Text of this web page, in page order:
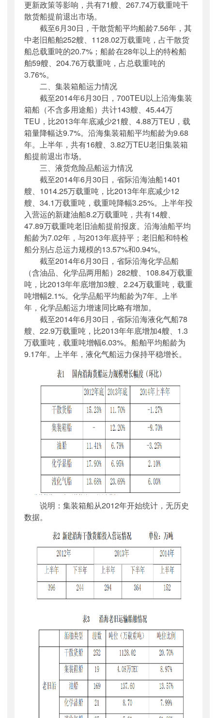
更新政策等影响，共有71艘、267.74万载重吨干
散货船提前退出市场。
截至6月30日，干散货船平均船龄7.56年，其
中老旧船舶252艘、1128.02万载重吨，占干散货
船总载重吨的20.7%；船龄在28年以上的特检船
舶59艘、204.76万载重吨，占总载重吨的
3.76%。
二、集装箱船运力情况
截至2014年6月30日，700TEU以上沿海集装
箱船（不含多用途船）共计143艘、45.44万
TEU，比2013年年底减少21艘、4.88万TEU，载
箱量降幅达9.7%。沿海集装箱船平均船龄为9.68
年。上半年，共有16艘、3.82万TEU老旧集装箱
船提前退出市场。
三、液货危险品船运力情况
截至2014年6月30日，省际沿海油船1401
艘、1014.25万载重吨，比2013年年底减少12
艘、34.1万载重吨，载重吨降幅3.25%。上半年投
入营运的新建油船8.2万载重吨，共有14艘、
47.89万载重吨老旧油船提前报废。沿海油船平均
船龄为7.02年，与2013年底持平；老旧船和特检
船分别占总运力规模的13.57%和0.94%。
截至2014年6月30日，省际沿海化学品船
（含油品、化学品两用船）282艘、108.84万载重
吨，比2013年年底增加3艘、2.24万载重吨，载重
吨增幅2.1%。化学品船平均船龄为7年。上半
年，化学品船运力增速同比略有增加。
截至2014年6月30日，省际沿海液化气船78
艘、22.9万载重吨，比2013年年底增加4艘、1.3
万载重吨，载重吨增幅6.03%。船舶平均船龄为
9.17年。上半年，液化气船运力保持平稳增长。
说明：集装箱船从2012年开始统计，无历史
数据。